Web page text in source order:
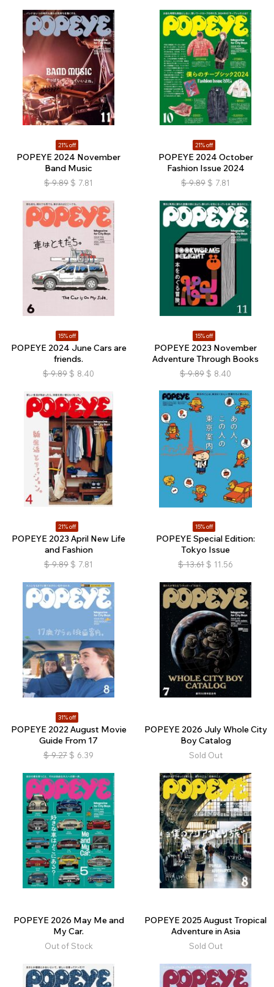
21% off
POPEYE 2024 November
Band Music
$ 9.89 $ 7.81
21% off
POPEYE 2024 October
Fashion Issue 2024
$ 9.89 $ 7.81
15% off
POPEYE 2024 June Cars are
friends.
$ 9.89 $ 8.40
15% off
POPEYE 2023 November
Adventure Through Books
$ 9.89 $ 8.40
21% off
POPEYE 2023 April New Life
and Fashion
$ 9.89 $ 7.81
15% off
POPEYE Special Edition:
Tokyo Issue
$ 13.61 $ 11.56
31% off
POPEYE 2022 August Movie
Guide From 17
$ 9.27 $ 6.39
POPEYE 2026 July Whole City
Boy Catalog
Sold Out
POPEYE 2026 May Me and
My Car.
Out of Stock
POPEYE 2025 August Tropical
Adventure in Asia
Sold Out